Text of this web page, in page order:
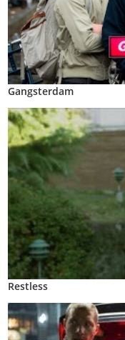
Gangsterdam
Restless